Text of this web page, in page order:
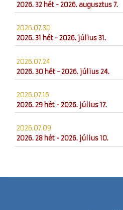
2026. 32 hét - 2026. augusztus 7.
2026.07.30
2026. 31 hét - 2026. július 31.
2026.07.24
2026. 30 hét - 2026. július 24.
2026.07.16
2026. 29 hét - 2026. július 17.
2026.07.09
2026. 28 hét - 2026. július 10.